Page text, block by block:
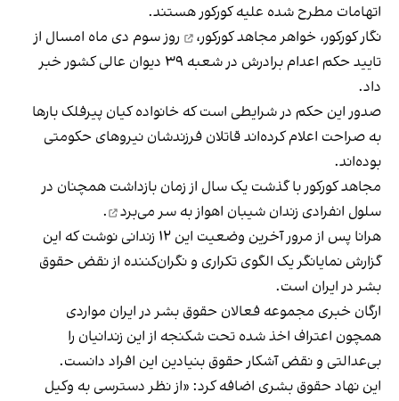
اتهامات مطرح شده علیه کورکور هستند.
نگار کورکور، خواهرمجاهد کورکور،
روز سوم دی‌ ماه امسال از
تایید حکم اعدام برادرش در شعبه ۳۹ دیوان عالی کشور خبر
داد.
صدور این حکم در شرایطی است که خانواده کیان پیرفلک بارها
به صراحت اعلام کرده‌اند قاتلان فرزندشان نیروهای حکومتی
بوده‌اند.
مجاهد کورکور با گذشت یک سال از زمان بازداشت همچنان در
سلول انفرادی زندان شیبان اهوازبه سر می‌برد
.
هرانا پس از مرور آخرین وضعیت این ۱۲ زندانی نوشت که این
گزارش نمایانگر یک الگوی تکراری و نگران‌کننده از نقض حقوق
بشر در ایران است.
ارگان خبری مجموعه فعالان حقوق بشر در ایران مواردی
همچون اعتراف اخذ شده تحت شکنجه از این زندانیان را
بی‌عدالتی و نقض آشکار حقوق بنیادین این افراد دانست.
این نهاد حقوق بشری اضافه کرد: «از نظر دسترسی به وکیل